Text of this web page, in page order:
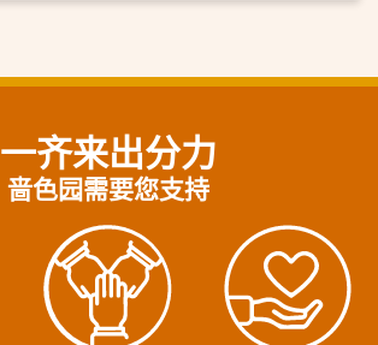
一齐来出分力
啬色园需要您支持